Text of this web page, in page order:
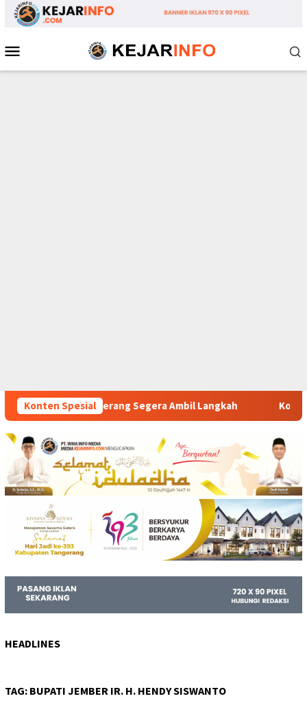
Loncat
Mobile
Konten Spesial
Ambil Langkah Komitmen Polsek Tigaraksa Tindak
HEADLINES
TAG: BUPATI JEMBER IR. H. HENDY SISWANTO